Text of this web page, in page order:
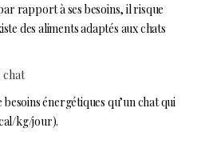
rapport à ses besoins, il risque
des aliments adaptés aux chats
chat
énergétiques qu’un chat qui
kg/jour).